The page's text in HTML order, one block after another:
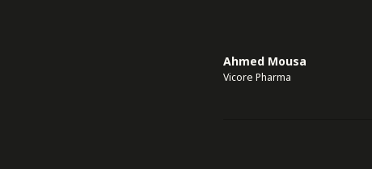
Ahmed Mousa
Vicore Pharma